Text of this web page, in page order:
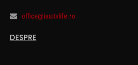
office@iasitvlife.ro
DESPRE